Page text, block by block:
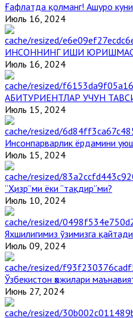
Ғафлатда қолманг! Ашуро
Июль 16, 2024
ИНСОННИНГ ИШИ
Июль 16, 2024
АБИТУРИЕНТЛАР УЧУН
Июль 15, 2024
Инсонпарварлик ёрдамини
Июль 15, 2024
“Ҳизр”ми ёки “тақдир”ми?
Июль 10, 2024
Яхшилигимиз ўзимизга қайтади
Июль 09, 2024
Ўзбекистон ҳожилари
Июнь 27, 2024